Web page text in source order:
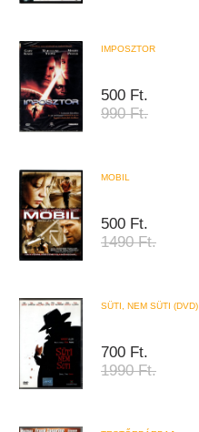
IMPOSZTOR
500 Ft.
990 Ft.
MOBIL
500 Ft.
1490 Ft.
SÜTI, NEM SÜTI (DVD)
700 Ft.
1990 Ft.